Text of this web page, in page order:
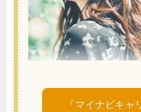
『マイナビキャ